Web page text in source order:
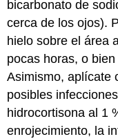
bicarbonato de
cerca de los ojos).
hielo sobre el área
pocas horas, o
Asimismo, aplícate
posibles
hidrocortisona al 1
enrojecimiento, la